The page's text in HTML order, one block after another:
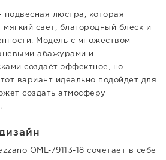
подвесная люстра, которая
свет, благородный блеск и
Модель с множеством
абажурами и
создаёт эффектное, но
вариант идеально подойдет для
создать атмосферу
OML-79113-18 сочетает в себе